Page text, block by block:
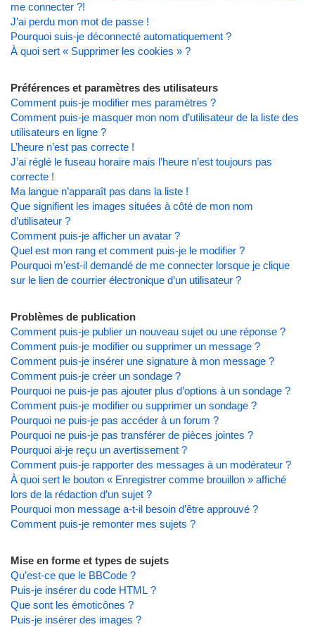
me connecter ?!
J’ai perdu mon mot de passe !
Pourquoi suis-je déconnecté automatiquement ?
À quoi sert « Supprimer les cookies » ?
Préférences et paramètres des utilisateurs
Comment puis-je modifier mes paramètres ?
Comment puis-je masquer mon nom d’utilisateur de la liste des
utilisateurs en ligne ?
L’heure n’est pas correcte !
J’ai réglé le fuseau horaire mais l’heure n’est toujours pas
correcte !
Ma langue n’apparaît pas dans la liste !
Que signifient les images situées à côté de mon nom
d’utilisateur ?
Comment puis-je afficher un avatar ?
Quel est mon rang et comment puis-je le modifier ?
Pourquoi m’est-il demandé de me connecter lorsque je clique
sur le lien de courrier électronique d’un utilisateur ?
Problèmes de publication
Comment puis-je publier un nouveau sujet ou une réponse ?
Comment puis-je modifier ou supprimer un message ?
Comment puis-je insérer une signature à mon message ?
Comment puis-je créer un sondage ?
Pourquoi ne puis-je pas ajouter plus d’options à un sondage ?
Comment puis-je modifier ou supprimer un sondage ?
Pourquoi ne puis-je pas accéder à un forum ?
Pourquoi ne puis-je pas transférer de pièces jointes ?
Pourquoi ai-je reçu un avertissement ?
Comment puis-je rapporter des messages à un modérateur ?
À quoi sert le bouton « Enregistrer comme brouillon » affiché
lors de la rédaction d’un sujet ?
Pourquoi mon message a-t-il besoin d’être approuvé ?
Comment puis-je remonter mes sujets ?
Mise en forme et types de sujets
Qu’est-ce que le BBCode ?
Puis-je insérer du code HTML ?
Que sont les émoticônes ?
Puis-je insérer des images ?